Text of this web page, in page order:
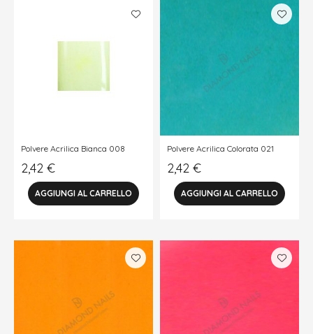
Polvere Acrilica Bianca 008
2,42 €
Polvere Acrilica Colorata 021
2,42 €